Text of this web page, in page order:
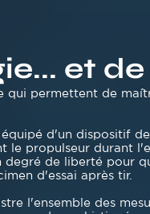
et
permettent de
d'un dispositif
propulseur durant
de liberté pour
d'essai après tir.
l'ensemble des